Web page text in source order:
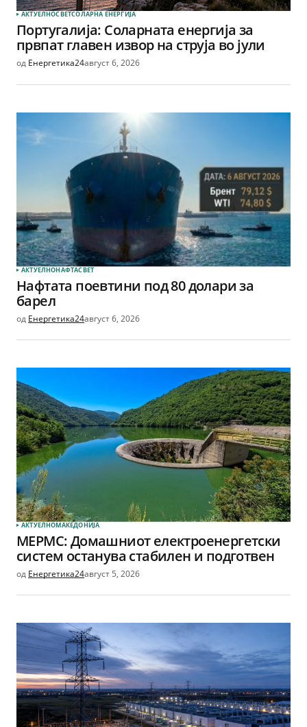
АКТУЕЛНОСВЕТСОЛАРНА EНЕРГИЈА
Португалија: Соларната енергија за
првпат главен извор на струја во јули
од Енергетика24август 6, 2026
АКТУЕЛНОНАФТАСВЕТ
Нафтата поевтини под 80 долари за
барел
од Енергетика24август 6, 2026
АКТУЕЛНОМАКЕДОНИЈА
МЕРМС: Домашниот електроенергетски
систем останува стабилен и подготвен
од Енергетика24август 5, 2026